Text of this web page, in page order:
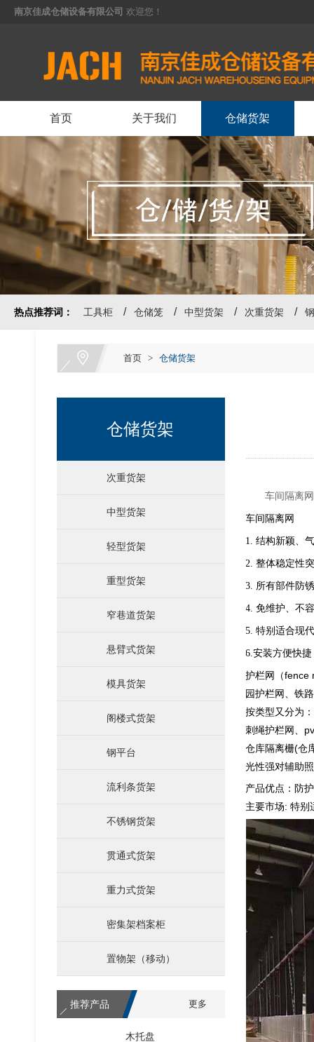
南京佳成仓储设备有限公司 欢迎您！
首页 关于我们 仓储货架
<
热点推荐词： 工具柜 仓储笼 中型货架 次重货架
首页 > 仓储货架
仓储货架
次重货架
中型货架
轻型货架
重型货架
窄巷道货架
悬臂式货架
模具货架
阁楼式货架
钢平台
流利条货架
不锈钢货架
贯通式货架
重力式货架
密集架档案柜
置物架（移动）
更多
推荐产品
仓储笼
次重货架
木托盘
车间隔离
车间隔离网
1. 结构新颖、
2. 整体稳定性
3. 所有部件防
4. 免维护、不
5. 特别适合现
6.安装方便快
护栏网（fence
园护栏网、铁
按类型又分为
刺绳护栏网、
仓库隔离栅(仓
光性强对辅助
产品优点：防
主要市场: 特别